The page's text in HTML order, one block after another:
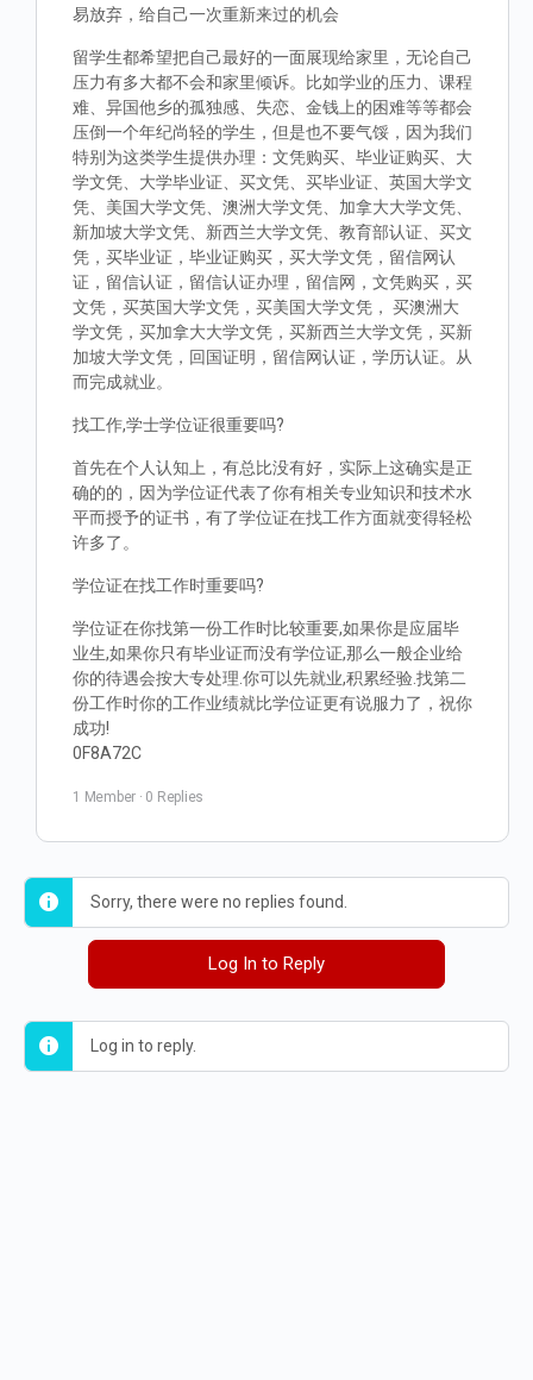
易放弃，给自己一次重新来过的机会
留学生都希望把自己最好的一面展现给家里，无论自己
压力有多大都不会和家里倾诉。比如学业的压力、课程
难、异国他乡的孤独感、失恋、金钱上的困难等等都会
压倒一个年纪尚轻的学生，但是也不要气馁，因为我们
特别为这类学生提供办理：文凭购买、毕业证购买、大
学文凭、大学毕业证、买文凭、买毕业证、英国大学文
凭、美国大学文凭、澳洲大学文凭、加拿大大学文凭、
新加坡大学文凭、新西兰大学文凭、教育部认证、买文
凭，买毕业证，毕业证购买，买大学文凭，留信网认
证，留信认证，留信认证办理，留信网，文凭购买，买
文凭，买英国大学文凭，买美国大学文凭， 买澳洲大
学文凭，买加拿大大学文凭，买新西兰大学文凭，买新
加坡大学文凭，回国证明，留信网认证，学历认证。从
而完成就业。
找工作,学士学位证很重要吗?
首先在个人认知上，有总比没有好，实际上这确实是正
确的的，因为学位证代表了你有相关专业知识和技术水
平而授予的证书，有了学位证在找工作方面就变得轻松
许多了。
学位证在找工作时重要吗?
学位证在你找第一份工作时比较重要,如果你是应届毕
业生,如果你只有毕业证而没有学位证,那么一般企业给
你的待遇会按大专处理.你可以先就业,积累经验.找第二
份工作时你的工作业绩就比学位证更有说服力了，祝你
成功!
0F8A72C
1 Member · 0 Replies
Sorry, there were no replies found.
Log In to Reply
Log in to reply.